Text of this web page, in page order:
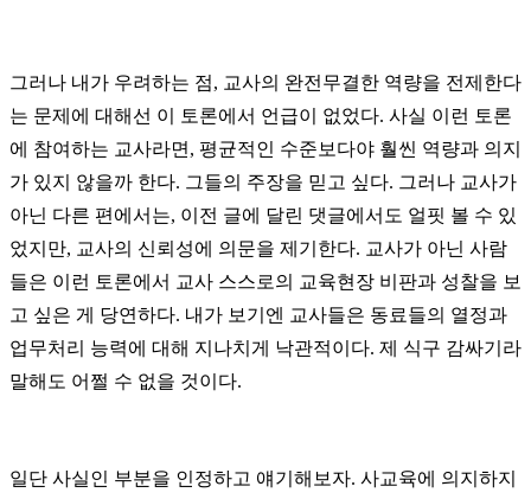
그러나 내가 우려하는 점, 교사의 완전무결한 역량을 전제한다
는 문제에 대해선 이 토론에서 언급이 없었다. 사실 이런 토론
에 참여하는 교사라면, 평균적인 수준보다야 훨씬 역량과 의지
가 있지 않을까 한다. 그들의 주장을 믿고 싶다. 그러나 교사가
아닌 다른 편에서는, 이전 글에 달린 댓글에서도 얼핏 볼 수 있
었지만, 교사의 신뢰성에 의문을 제기한다. 교사가 아닌 사람
들은 이런 토론에서 교사 스스로의 교육현장 비판과 성찰을 보
고 싶은 게 당연하다. 내가 보기엔 교사들은 동료들의 열정과
업무처리 능력에 대해 지나치게 낙관적이다. 제 식구 감싸기라
말해도 어쩔 수 없을 것이다.
일단 사실인 부분을 인정하고 얘기해보자. 사교육에 의지하지